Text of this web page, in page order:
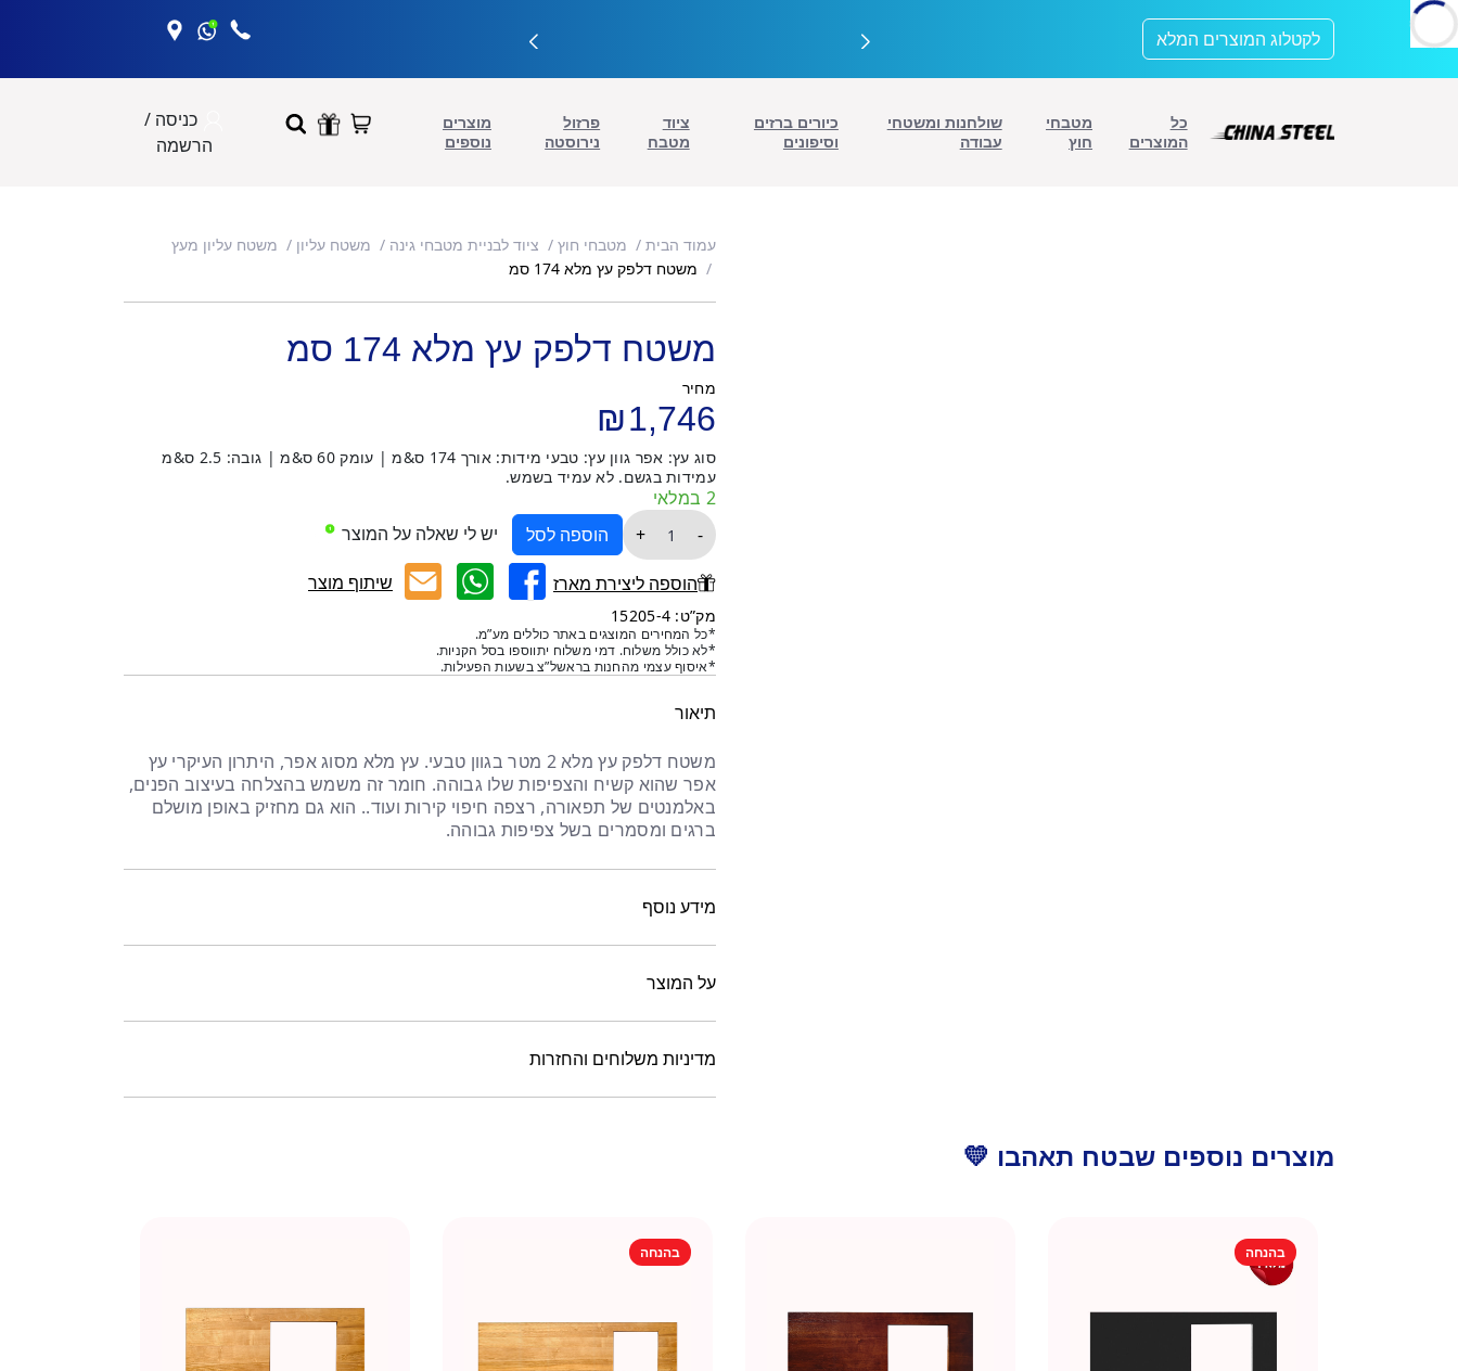
לתוכן
לקטלוג המוצרים המלא
כל
המוצרים
מטבחי
חוץ
שולחנות ומשטחי
עבודה
כיורים ברזים
וסיפונים
ציוד
מטבח
פרזול
נירוסטה
מוצרים
נוספים
כניסה /
הרשמה
עמוד הבית מטבחי חוץ ציוד לבניית מטבחי גינה משטח עליון משטח עליון מעץ
משטח דלפק עץ מלא 174 סמ
משטח דלפק עץ מלא 174 סמ
מחיר
₪1,746
סוג עץ: אפר גוון עץ: טבעי מידות: אורך 174 ס&מ | עומק 60 ס&מ | גובה: 2.5 ס&מ
עמידות בגשם. לא עמיד בשמש.
2 במלאי
-
כמות
משטח
דלפק
עץ
מלא
174
סמ
+ הוספה לסל יש לי שאלה על המוצר
הוספה ליצירת מארז שיתוף מוצר
מק”ט: 15205-4
*כל המחירים המוצגים באתר כוללים מע”מ.
*לא כולל משלוח. דמי משלוח יתווספו בסל הקניות.
*איסוף עצמי מהחנות בראשל”צ בשעות הפעילות.
תיאור
משטח דלפק עץ מלא 2 מטר בגוון טבעי. עץ מלא מסוג אפר, היתרון העיקרי עץ
אפר שהוא קשיח והצפיפות שלו גבוהה. חומר זה משמש בהצלחה בעיצוב הפנים,
באלמנטים של תפאורה, רצפה חיפוי קירות ועוד.. הוא גם מחזיק באופן מושלם
ברגים ומסמרים בשל צפיפות גבוהה.
מידע נוסף
על המוצר
מדיניות משלוחים והחזרות
מוצרים נוספים שבטח תאהבו 💛
בהנחה בהנחה